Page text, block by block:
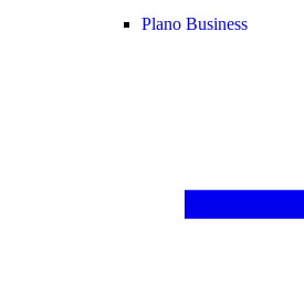
Plano Business